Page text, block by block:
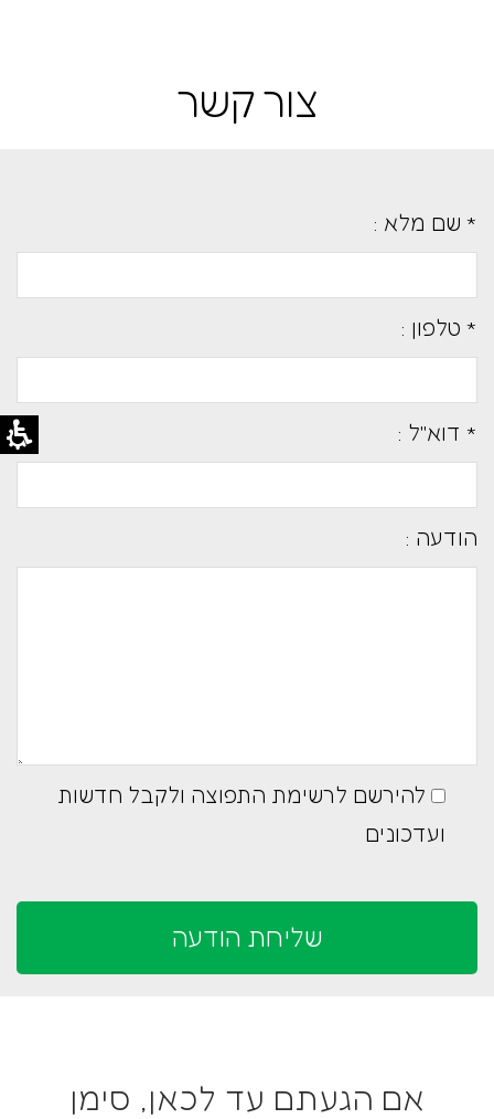
צור קשר
* שם מלא :
* טלפון :
* דוא''ל :
הודעה :
להירשם לרשימת התפוצה ולקבל חדשות
ועדכונים
אם הגעתם עד לכאן, סימן